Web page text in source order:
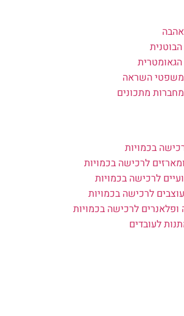
משפטי השראה
מתכונים
בכמויות
לרכישה בכמויות
לרכישה בכמויות
לרכישה בכמויות
לרכישה בכמויות
לעובדים